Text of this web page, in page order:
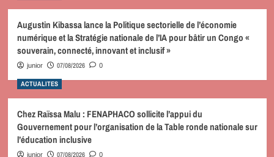
Augustin Kibassa lance la Politique sectorielle de l’économie
numérique et la Stratégie nationale de l’IA pour bâtir un Congo «
souverain, connecté, innovant et inclusif »
junior 07/08/2026 0
ACTUALITES
Chez Raïssa Malu : FENAPHACO sollicite l’appui du
Gouvernement pour l’organisation de la Table ronde nationale sur
l’éducation inclusive
junior 07/08/2026 0